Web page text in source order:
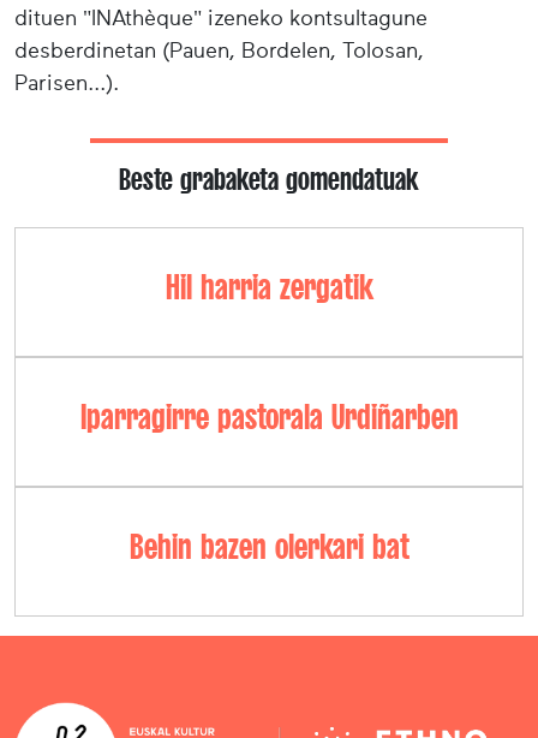
dituen "INAthèque" izeneko kontsultagune
desberdinetan (Pauen, Bordelen, Tolosan,
Parisen...).
Beste grabaketa gomendatuak
Hil harria zergatik
Iparragirre pastorala Urdiñarben
Behin bazen olerkari bat